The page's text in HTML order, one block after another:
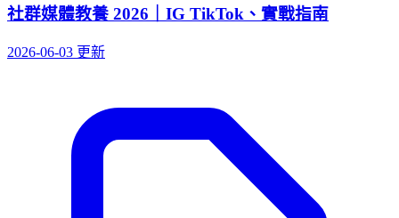
社群媒體教養 2026｜IG TikTok、實戰指南
2026-06-03 更新